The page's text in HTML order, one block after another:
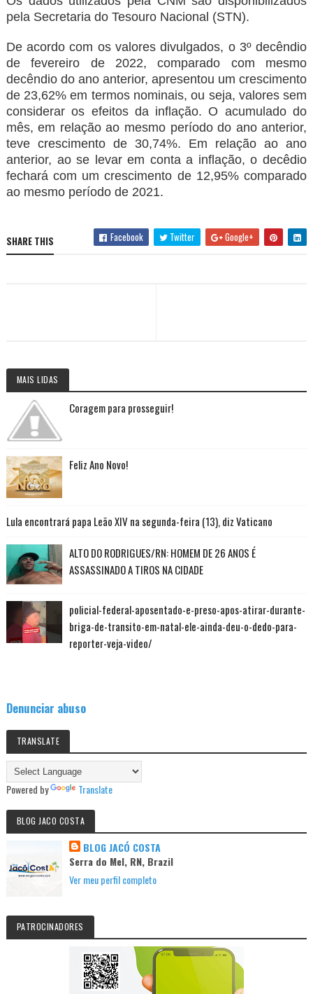
pela Secretaria do Tesouro Nacional (STN).
De acordo com os valores divulgados, o 3º decêndio
de fevereiro de 2022, comparado com mesmo
decêndio do ano anterior, apresentou um crescimento
de 23,62% em termos nominais, ou seja, valores sem
considerar os efeitos da inflação. O acumulado do
mês, em relação ao mesmo período do ano anterior,
teve crescimento de 30,74%. Em relação ao ano
anterior, ao se levar em conta a inflação, o decêdio
fechará com um crescimento de 12,95% comparado
ao mesmo período de 2021.
SHARE THIS Facebook Twitter Google+
MAIS LIDAS
Coragem para prosseguir!
Feliz Ano Novo!
Lula encontrará papa Leão XIV na segunda-feira (13), diz Vaticano
ALTO DO RODRIGUES/RN: HOMEM DE 26 ANOS É
ASSASSINADO A TIROS NA CIDADE
policial-federal-aposentado-e-preso-apos-atirar-durante-
briga-de-transito-em-natal-ele-ainda-deu-o-dedo-para-
reporter-veja-video/
Denunciar abuso
TRANSLATE
Powered by Translate
BLOG JACO COSTA
BLOG JACÓ COSTA
Serra do Mel, RN, Brazil
Ver meu perfil completo
PATROCINADORES